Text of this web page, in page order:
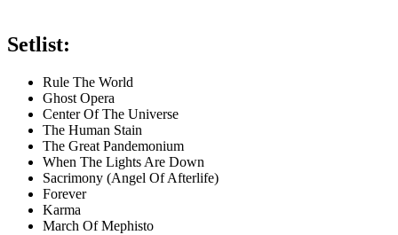
Setlist:
Rule The World
Ghost Opera
Center Of The Universe
The Human Stain
The Great Pandemonium
When The Lights Are Down
Sacrimony (Angel Of Afterlife)
Forever
Karma
March Of Mephisto